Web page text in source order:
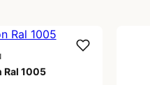
Ral 1005